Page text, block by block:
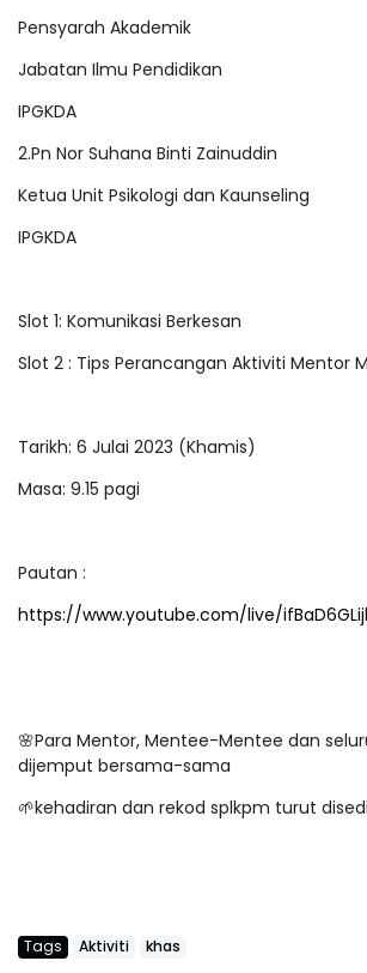
Pensyarah Akademik
Jabatan Ilmu Pendidikan
IPGKDA
2.Pn Nor Suhana Binti Zainuddin
Ketua Unit Psikologi dan Kaunseling
IPGKDA
Slot 1: Komunikasi Berkesan
Slot 2 : Tips Perancangan Aktiviti Mentor
Tarikh: 6 Julai 2023 (Khamis)
Masa: 9.15 pagi
Pautan :
https://www.youtube.com/live/
🌸Para Mentor, Mentee-Mentee dan
dijemput bersama-sama
🌱kehadiran dan rekod splkpm turut
Tags Aktiviti khas